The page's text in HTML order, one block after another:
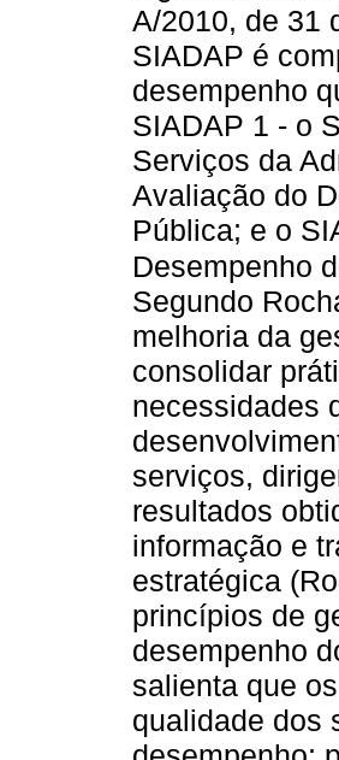
A/2010, de 31
SIADAP é
desempenho
SIADAP 1 - o
Serviços da
Avaliação do
Pública; e o
Desempenho
Segundo
melhoria da
consolidar
necessidades
serviços,
resultados
informação e
estratégica
princípios de
desempenho
salienta que
qualidade dos